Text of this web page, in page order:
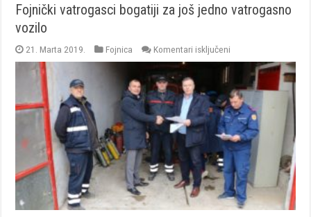
Fojnički vatrogasci bogatiji za još jedno vatrogasno
vozilo
21. Marta 2019. Fojnica Komentari isključeni
Fojnički
vatrogasci
bogatiji
za
još
jedno
vatrogasno
vozilo